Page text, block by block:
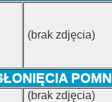
(brak zdjęcia)
(brak zdjęcia)